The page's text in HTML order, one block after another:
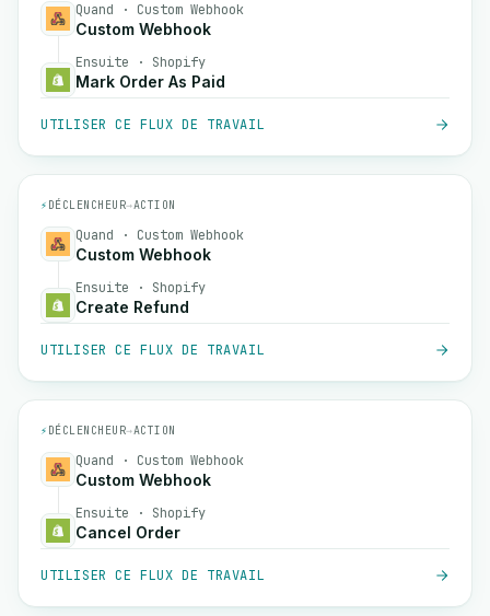
Quand · Custom Webhook
Custom Webhook
Ensuite · Shopify
Mark Order As Paid
UTILISER CE FLUX DE TRAVAIL
⚡ DÉCLENCHEUR→ACTION
Quand · Custom Webhook
Custom Webhook
Ensuite · Shopify
Create Refund
UTILISER CE FLUX DE TRAVAIL
⚡ DÉCLENCHEUR→ACTION
Quand · Custom Webhook
Custom Webhook
Ensuite · Shopify
Cancel Order
UTILISER CE FLUX DE TRAVAIL